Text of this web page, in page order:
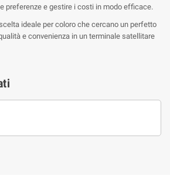
preferenze e gestire i costi in modo efficace.
ideale per coloro che cercano un perfetto
e convenienza in un terminale satellitare